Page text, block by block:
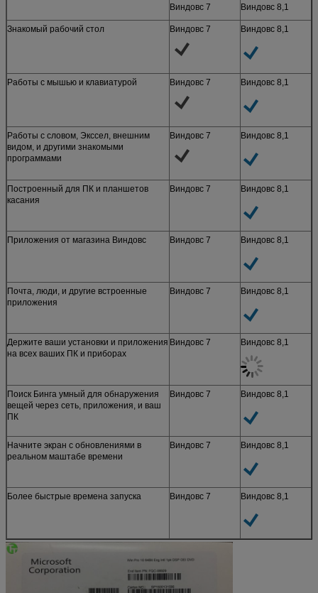
Виндовс 7 Виндовс 8,1
Знакомый рабочий стол Виндовс 7 Виндовс 8,1
Работы с мышью и клавиатурой Виндовс 7 Виндовс 8,1
Работы с словом, Экссел, внешним
видом, и другими знакомыми
программами
Виндовс 7 Виндовс 8,1
Построенный для ПК и планшетов
касания
Виндовс 7 Виндовс 8,1
Приложения от магазина Виндовс Виндовс 7 Виндовс 8,1
Почта, люди, и другие встроенные
приложения
Виндовс 7 Виндовс 8,1
Держите ваши установки и приложения
на всех ваших ПК и приборах
Виндовс 7 Виндовс 8,1
Поиск Бинга умный для обнаружения
вещей через сеть, приложения, и ваш
ПК
Виндовс 7 Виндовс 8,1
Начните экран с обновлениями в
реальном маштабе времени
Виндовс 7 Виндовс 8,1
Более быстрые времена запуска Виндовс 7 Виндовс 8,1